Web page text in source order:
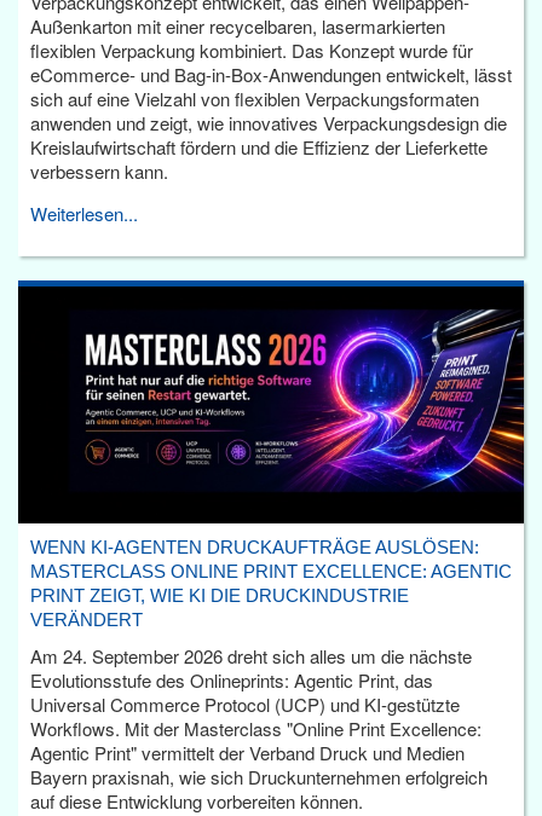
Außenkarton mit einer recycelbaren, lasermarkierten
flexiblen Verpackung kombiniert. Das Konzept wurde für
eCommerce- und Bag-in-Box-Anwendungen entwickelt, lässt
sich auf eine Vielzahl von flexiblen Verpackungsformaten
anwenden und zeigt, wie innovatives Verpackungsdesign die
Kreislaufwirtschaft fördern und die Effizienz der Lieferkette
verbessern kann.
Weiterlesen...
WENN KI-AGENTEN DRUCKAUFTRÄGE AUSLÖSEN:
MASTERCLASS ONLINE PRINT EXCELLENCE: AGENTIC
PRINT ZEIGT, WIE KI DIE DRUCKINDUSTRIE
VERÄNDERT
Am 24. September 2026 dreht sich alles um die nächste
Evolutionsstufe des Onlineprints: Agentic Print, das
Universal Commerce Protocol (UCP) und KI-gestützte
Workflows. Mit der Masterclass "Online Print Excellence:
Agentic Print" vermittelt der Verband Druck und Medien
Bayern praxisnah, wie sich Druckunternehmen erfolgreich
auf diese Entwicklung vorbereiten können.